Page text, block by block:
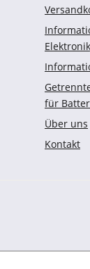
für
Über uns
Kontakt